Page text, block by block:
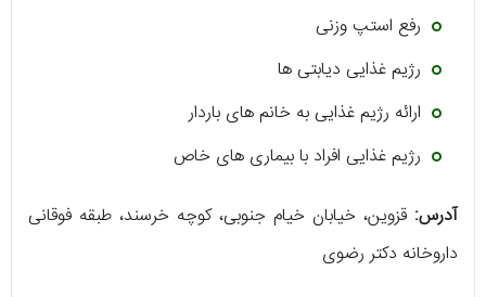
رفع استپ وزنی
رژیم غذایی دیابتی ها
ارائه رژیم غذایی به خانم های باردار
رژیم غذایی افراد با بیماری های خاص
آدرس: قزوین، خیابان خیام جنوبی، کوچه خرسند، طبقه فوقانی
داروخانه دکتر رضوی